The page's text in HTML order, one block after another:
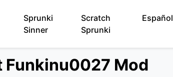
Sprunki
Sinner
Scratch
Sprunki
Español
Funkinu0027 Mod